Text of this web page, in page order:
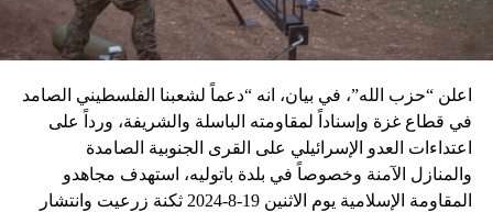
اعلن “حزب الله”، في بيان، انه “دعماً لشعبنا الفلسطيني الصامد
في قطاع غزة وإسناداً لمقاومته الباسلة ‌‏‌‏‌والشريفة، ورداً على
اعتداءات العدو الإسرائيلي على القرى الجنوبية الصامدة
والمنازل الآمنة وخصوصاً في بلدة باتوليه، استهدف مجاهدو
المقاومة الإسلامية يوم الاثنين 19-8-2024 ثكنة زرعيت وانتشار